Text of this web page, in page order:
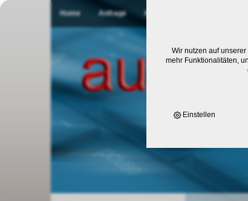
Home Anfrage Kontakt
Wir nutzen auf
mehr Funktionalitäten,
Einstellen